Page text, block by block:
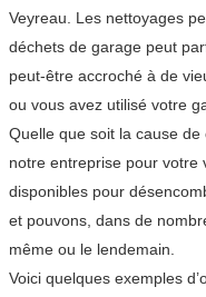
Veyreau. Les nettoyages
déchets de garage peut
peut-être accroché à de
ou vous avez utilisé votre
Quelle que soit la cause
notre entreprise pour votre
disponibles pour
et pouvons, dans de
même ou le lendemain.
Voici quelques exemples